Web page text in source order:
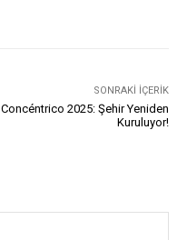
SONRAKI İÇERIK
Concéntrico 2025: Şehir Yeniden
Kuruluyor!